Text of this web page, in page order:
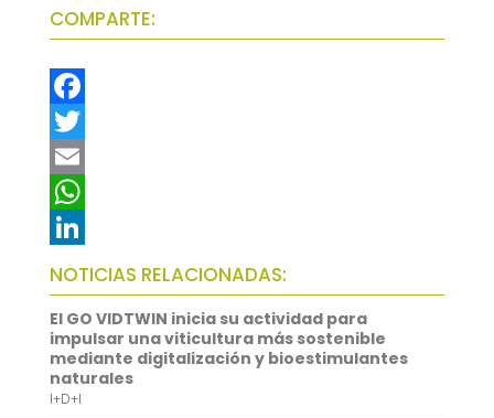
COMPARTE:
F
a
c
e
b
o
o
k
T
w
t
t
e
r
E
m
a
i
l
W
h
a
t
s
A
L
i
n
k
e
NOTICIAS RELACIONADAS:
El GO VIDTWIN inicia su actividad para
impulsar una viticultura más sostenible
mediante digitalización y bioestimulantes
naturales
I+D+I